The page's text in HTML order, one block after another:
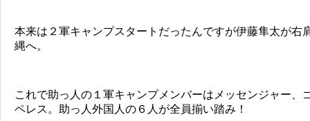
本来は２軍キャンプスタートだったんですが伊藤隼太が右
縄へ。
これで助っ人の１軍キャンプメンバーはメッセンジャー、
ペレス。助っ人外国人の６人が全員揃い踏み！